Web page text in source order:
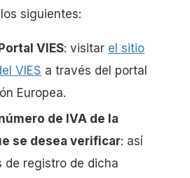
siguientes:
VIES: visitar el sitio
VIES a través del portal
Europea.
de IVA de la
se desea verificar: así
de registro de dicha